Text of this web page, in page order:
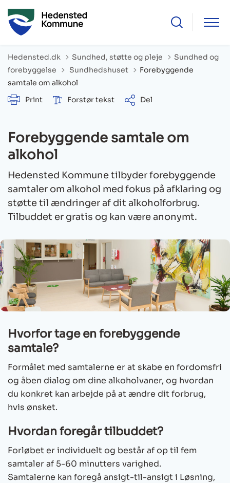
Hedensted.dk Sundhed, støtte og pleje
Sundhed og
forebyggelse
Tilbage til
Sundhedshuset
Forebyggende
samtale om alkohol
Print
Forstør tekst Del
Forebyggende samtale om
alkohol
Hedensted Kommune tilbyder forebyggende
samtaler om alkohol med fokus på afklaring og
støtte til ændringer af dit alkoholforbrug.
Tilbuddet er gratis og kan være anonymt.
Hvorfor tage en forebyggende
samtale?
Formålet med samtalerne er at skabe en fordomsfri
og åben dialog om dine alkoholvaner, og hvordan
du konkret kan arbejde på at ændre dit forbrug,
hvis ønsket.
Hvordan foregår tilbuddet?
Forløbet er individuelt og består af op til fem
samtaler af 5-60 minutters varighed.
Samtalerne kan foregå ansigt-til-ansigt i Løsning,